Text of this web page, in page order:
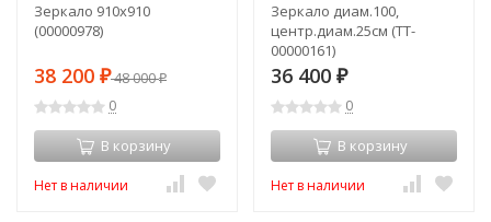
Зеркало 910х910
(00000978)
38 200 ₽48 000₽
0
В корзину
Нет в наличии
Зеркало диам.100,
центр.диам.25см (TT-
00000161)
36 400 ₽
0
В корзину
Нет в наличии